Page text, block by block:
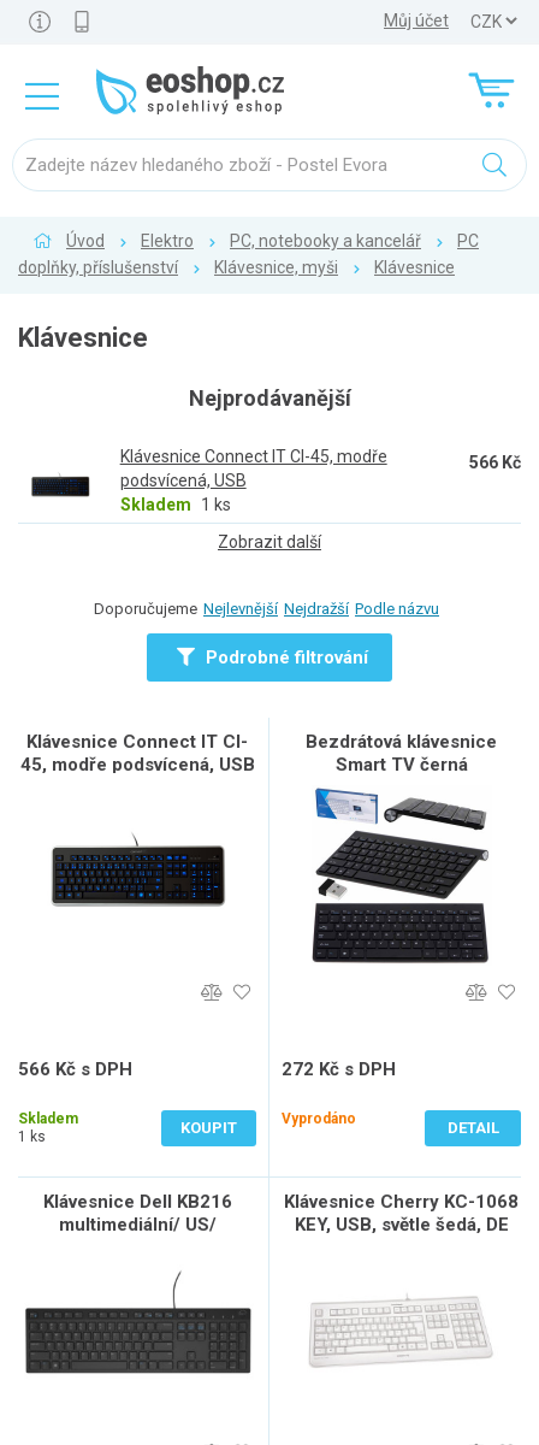
Můj účet
Úvod Elektro PC, notebooky a kancelář
PC
doplňky, příslušenství
Klávesnice, myši Klávesnice
Klávesnice
Nejprodávanější
Klávesnice Connect IT CI-45, modře
podsvícená, USB
Skladem
1 ks
566 Kč
Zobrazit další
Doporučujeme Nejlevnější Nejdražší Podle názvu
Podrobné filtrování
Klávesnice Connect IT CI-
45, modře podsvícená, USB
566 Kč s DPH
Skladem
1 ks
KOUPIT
Bezdrátová klávesnice
Smart TV černá
272 Kč s DPH
Vyprodáno
DETAIL
Klávesnice Dell KB216
multimediální/ US/
USB/ drátová/ černá
Klávesnice Cherry KC-1068
KEY, USB, světle šedá, DE